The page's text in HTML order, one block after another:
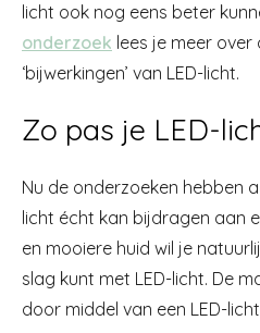
licht ook nog eens beter
onderzoek lees je meer over
‘bijwerkingen’ van LED-licht.
Zo pas je LED-
Nu de onderzoeken hebben
licht écht kan bijdragen aan
en mooiere huid wil je
slag kunt met LED-licht. De
door middel van een LED-